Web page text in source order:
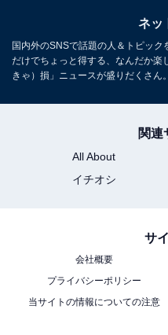
ネッ
国内外のSNSで話題の人＆トピッ
だけでちょっと得する、なんだか楽
きゃ）損」ニュースが盛りだくさん。
関連
All About
イチオシ
サ
会社概要
プライバシーポリシー
当サイトの情報についての注意